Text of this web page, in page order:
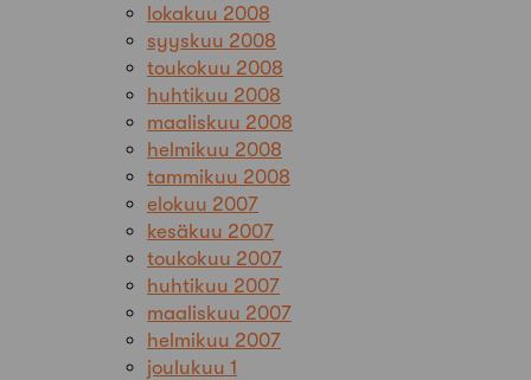
lokakuu 2008
syyskuu 2008
toukokuu 2008
huhtikuu 2008
maaliskuu 2008
helmikuu 2008
tammikuu 2008
elokuu 2007
kesäkuu 2007
toukokuu 2007
huhtikuu 2007
maaliskuu 2007
helmikuu 2007
joulukuu 1